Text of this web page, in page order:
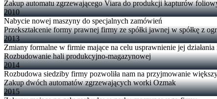
Zakup automatu zgrzewającego Viara do produkcji kapturów
2010
Nabycie nowej maszyny do specjalnych zamówień
Przekształcenie formy prawnej firmy ze spółki jawnej w spółkę z
2013
Zmiany formalne w firmie mające na celu usprawnienie jej
Rozbudowanie hali produkcyjno-magazynowej
2014
Rozbudowa siedziby firmy pozwoliła nam na przyjmowanie
Zakup dwóch automatów zgrzewających worki Ozmak
2015